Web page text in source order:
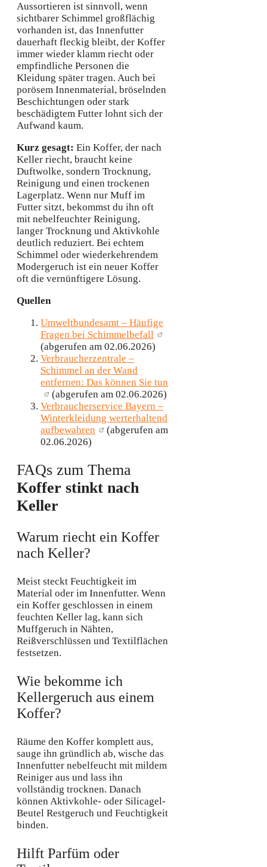
Aussortieren ist sinnvoll, wenn
sichtbarer Schimmel großflächig
vorhanden ist, das Innenfutter
dauerhaft fleckig bleibt, der Koffer
immer wieder klamm riecht oder
empfindliche Personen die
Kleidung später tragen. Auch bei
porösem Innenmaterial, bröselnden
Beschichtungen oder stark
beschädigtem Futter lohnt sich der
Aufwand kaum.
Kurz gesagt: Ein Koffer, der nach
Keller riecht, braucht keine
Duftwolke, sondern Trocknung,
Reinigung und einen trockenen
Lagerplatz. Wenn nur Muff im
Futter sitzt, bekommst du ihn oft
mit nebelfeuchter Reinigung,
langer Trocknung und Aktivkohle
deutlich reduziert. Bei echtem
Schimmel oder wiederkehrendem
Modergeruch ist ein neuer Koffer
oft die vernünftigere Lösung.
Quellen
Umweltbundesamt – Häufige
Fragen bei Schimmelbefall
(abgerufen am 02.06.2026)
Verbraucherzentrale –
Schimmel an der Wand
entfernen: Das können Sie tun
(abgerufen am 02.06.2026)
Verbraucherservice Bayern –
Winterkleidung werterhaltend
aufbewahren
(abgerufen am
02.06.2026)
FAQs zum Thema
Koffer stinkt nach
Keller
Warum riecht ein Koffer
nach Keller?
Meist steckt Feuchtigkeit im
Material oder im Innenfutter. Wenn
ein Koffer geschlossen in einem
feuchten Keller lag, kann sich
Muffgeruch in Nähten,
Reißverschlüssen und Textilflächen
festsetzen.
Wie bekomme ich
Kellergeruch aus einem
Koffer?
Räume den Koffer komplett aus,
sauge ihn gründlich ab, wische das
Innenfutter nebelfeucht mit mildem
Reiniger aus und lass ihn
vollständig trocknen. Danach
können Aktivkohle- oder Silicagel-
Beutel Restgeruch und Feuchtigkeit
binden.
Hilft Parfüm oder